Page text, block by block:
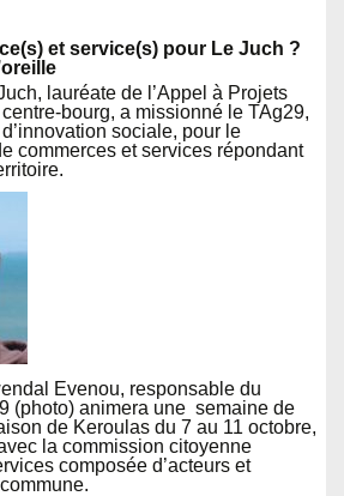
et service(s) pour Le Juch ?
lauréate de l’Appel à Projets
bourg, a missionné le TAg29,
sociale, pour le
commerces et services répondant
Evenou, responsable du
(photo) animera une semaine de
de Keroulas du 7 au 11 octobre,
la commission citoyenne
composée d’acteurs et